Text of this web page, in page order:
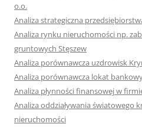
o.o.
Analiza strategiczna
Analiza rynku nieruchomości np.
gruntowych Stęszew
Analiza porównawcza uzdrowisk
Analiza porównawcza lokat
Analiza płynności finansowej w
Analiza oddziaływania światowego
nieruchomości